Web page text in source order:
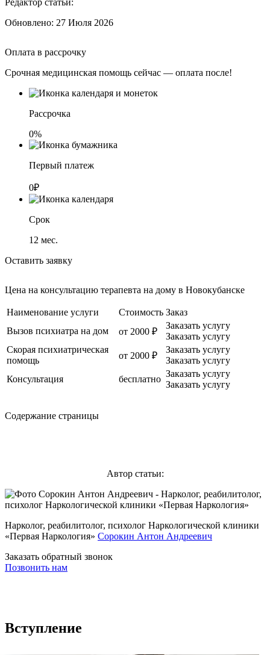
Обновлено: 27 Июля 2026
Оплата в рассрочку
Срочная медицинская помощь сейчас — оплата после!
Рассрочка
0%
Первый платеж
0₽
Срок
12 мес.
Оставить заявку
Цена на консультацию терапевта на дому в Новокубанске
Наименование услуги Стоимость Заказ
Вызов психиатра на дом
от 2000 ₽
Заказать услугу
Заказать услугу
Скорая психиатрическая
помощь
от 2000 ₽
Заказать услугу
Заказать услугу
Консультация
бесплатно
Заказать услугу
Заказать услугу
Содержание страницы
Автор статьи:
Нарколог, реабилитолог, психолог Наркологической клиники
«Первая Наркология» Сорокин Антон Андреевич
Заказать обратный звонок
Позвонить нам
Вступление